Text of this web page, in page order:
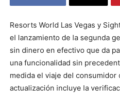
Resorts World Las Vegas y
el lanzamiento de la segunda
sin dinero en efectivo que da
una funcionalidad sin
medida el viaje del consumidor
actualización incluye la